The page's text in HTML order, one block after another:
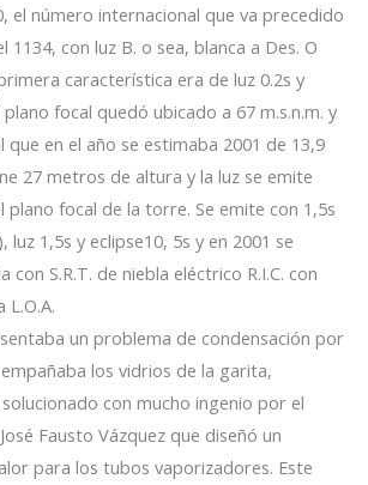
el número internacional que va precedido
1134, con luz B. o sea, blanca a Des. O
característica era de luz 0.2s y
plano focal quedó ubicado a 67 m.s.n.m. y
que en el año se estimaba 2001 de 13,9
27 metros de altura y la luz se emite
plano focal de la torre. Se emite con 1,5s
luz 1,5s y eclipse10, 5s y en 2001 se
con S.R.T. de niebla eléctrico R.I.C. con
L.O.A.
un problema de condensación por
los vidrios de la garita,
con mucho ingenio por el
Fausto Vázquez que diseñó un
para los tubos vaporizadores. Este